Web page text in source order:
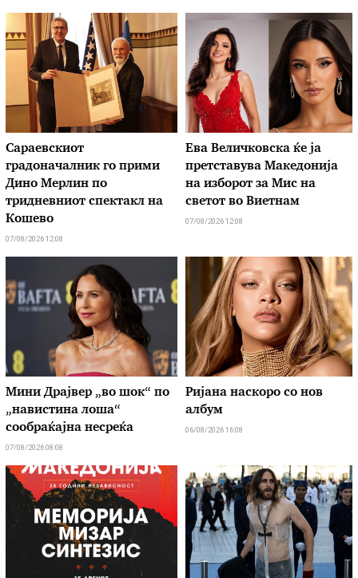
Сараевскиот
градоначалник го прими
Дино Мерлин по
тридневниот спектакл на
Кошево
07/08/2026 12:08
Ева Величковска ќе ја
претставува Македонија
на изборот за Мис на
светот во Виетнам
07/08/2026 12:08
Мини Драјвер „во шок“ по
„навистина лоша“
сообраќајна несреќа
07/08/2026 08:08
Ријана наскоро со нов
албум
06/08/2026 16:08